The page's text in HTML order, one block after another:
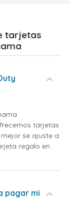
tarjetas
tarjetas
se ajuste a
regalo en
pagar mi